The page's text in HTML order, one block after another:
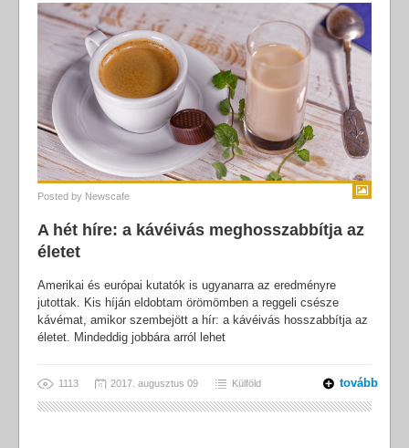
Posted by Newscafe
A hét híre: a kávéivás meghosszabbítja az
életet
Amerikai és európai kutatók is ugyanarra az eredményre
jutottak. Kis híján eldobtam örömömben a reggeli csésze
kávémat, amikor szembejött a hír: a kávéivás hosszabbítja az
életet. Mindeddig jobbára arról lehet
1113 2017. augusztus 09 Külföld tovább